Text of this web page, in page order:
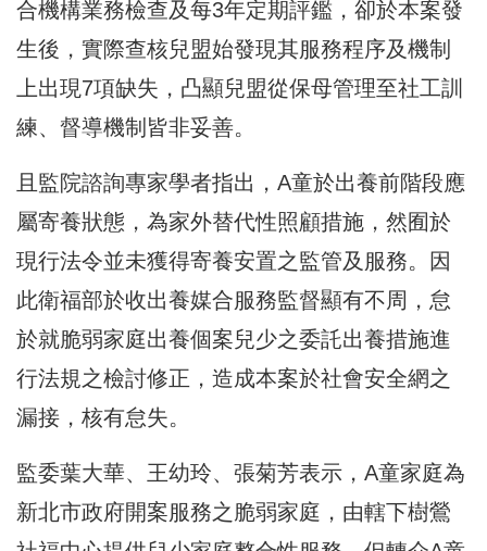
合機構業務檢查及每3年定期評鑑，卻於本案發
生後，實際查核兒盟始發現其服務程序及機制
上出現7項缺失，凸顯兒盟從保母管理至社工訓
練、督導機制皆非妥善。
且監院諮詢專家學者指出，A童於出養前階段應
屬寄養狀態，為家外替代性照顧措施，然囿於
現行法令並未獲得寄養安置之監管及服務。因
此衛福部於收出養媒合服務監督顯有不周，怠
於就脆弱家庭出養個案兒少之委託出養措施進
行法規之檢討修正，造成本案於社會安全網之
漏接，核有怠失。
監委葉大華、王幼玲、張菊芳表示，A童家庭為
新北市政府開案服務之脆弱家庭，由轄下樹鶯